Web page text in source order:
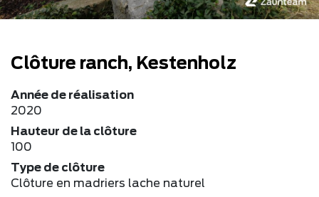
Clôture ranch, Kestenholz
Année de réalisation
2020
Hauteur de la clôture
100
Type de clôture
Clôture en madriers lache naturel